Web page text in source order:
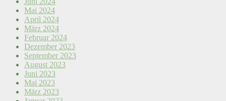
Mai 2024
April 2024
März 2024
Februar 2024
Dezember 2023
September 2023
August 2023
Juni 2023
Mai 2023
März 2023